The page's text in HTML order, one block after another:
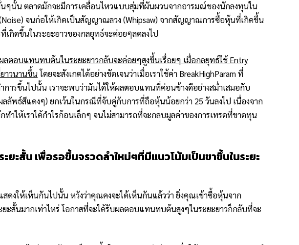
นๆนั้น ตลาดมักจะมีการเคลื่อนไหวแบบสุ่มที่ผันผวนจากอารมณ์ของนักลงทุนใน
จนก่อให้เกิดเป็นสัญญาณลวง (Whipsaw) จากสัญญาณการซื้อหุ้นที่เกิดขึ้น
เกิดขึ้นในระยะยาวของกลยุทธ์จะค่อยๆลดลงไป
ลตอบแทนทบต้นในระยะยาวกลับจะค่อยๆสูงขึ้นเรื่อยๆ เมื่อกลยุทธ์ใช้ Entry
าวนานขึ้นโดยจะสังเกตได้อย่างชัดเจนว่าเมื่อเราใช้ค่า BreakHighParam ที่
การขึ้นไปนั้น เราจะพบว่ามันได้ให้ผลตอบแทนที่ค่อนข้างดีอย่างสม่ำเสมอกับ
ลัพธ์สีแดงๆ) ยกเว้นในกรณีที่จับคู่กับการที่ถือหุ้นน้อยกว่า 25 วันลงไป เนื่องจาก
ำให้เราได้กำไรก้อนเล็กๆ จนไม่สามารถที่จะกลบมูลค่าของการเทรดที่ขาดทุน
ยะสั้น เพื่อรอขึ้นจรวดลำใหม่ๆที่มีแนวโน้มเป็นขาขึ้นในระยะ
ดงให้เห็นกันไปนั้น หวังว่าคุณคงจะได้เห็นกันแล้วว่า ยิ่งคุณเข้าซื้อหุ้นจาก
สั้นมากเท่าไหร่ โอกาสที่จะได้รับผลตอบแทนทบต้นสูงๆในระยะยาวก็กลับที่จะ